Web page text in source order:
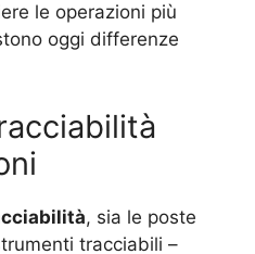
le operazioni più
oggi differenze
, sia le poste
tracciabili –